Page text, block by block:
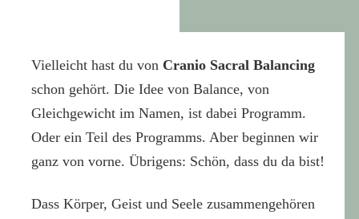
Vielleicht hast du von Cranio Sacral Balancing
schon gehört. Die Idee von Balance, von
Gleichgewicht im Namen, ist dabei Programm.
Oder ein Teil des Programms. Aber beginnen wir
ganz von vorne. Übrigens: Schön, dass du da bist!
Dass Körper, Geist und Seele zusammengehören